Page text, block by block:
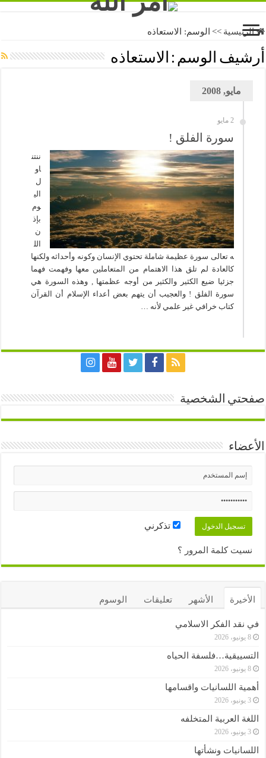
الرئيسية >> الوسم: الاستعاذه
أرشيف الوسم : الاستعاذه
مايو, 2008
2 مايو
سورة الفلق !
ننتن
او
ل
الي
وم
بإذ
ن
الل
ه تعالى سورة عظيمة شاملة تحتوي الإنسان وكونه وأحداثه ولكنها
كالعادة لم تلق هذا الاهتمام من المتعاملين معها وفهمت فهما
جزئيا ضيع الكثير والكثير من أوجه عظمتها , وهذه السورة هي
سورة الفلق ! والعجيب أن يتهم بعض أعداء الإسلام أن القرآن
كتاب خرافي غير علمي لأنه …
صفحتي الشخصية
الأعضاء
تذكرني
نسيت كلمة المرور ؟
الأخيرة الأشهر تعليقات الوسوم
في نقد الفكر الاسلامي
8 يونيو، 2026
التسييقية…فلسفة الحياه
8 يونيو، 2026
أهمية اللسانيات واقسامها
3 يونيو، 2026
اللغة العربية المتخلفه
3 يونيو، 2026
اللسانيات ونشأتها